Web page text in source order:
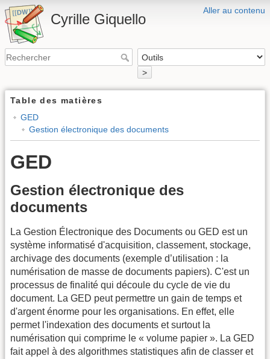
Aller au contenu
Cyrille Giquello
>
Table des matières
GED
Gestion électronique des documents
GED
Gestion électronique des
documents
La Gestion Électronique des Documents ou GED est un
système informatisé d'acquisition, classement, stockage,
archivage des documents (exemple d’utilisation : la
numérisation de masse de documents papiers). C'est un
processus de finalité qui découle du cycle de vie du
document. La GED peut permettre un gain de temps et
d'argent énorme pour les organisations. En effet, elle
permet l'indexation des documents et surtout la
numérisation qui comprime le « volume papier ». La GED
fait appel à des algorithmes statistiques afin de classer et